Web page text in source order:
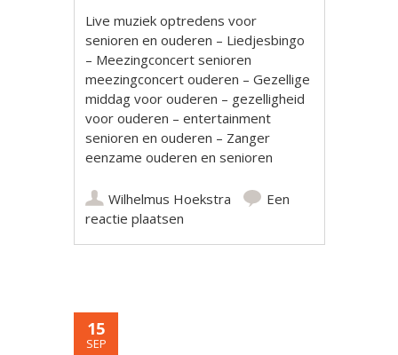
Live muziek optredens voor
senioren en ouderen – Liedjesbingo
– Meezingconcert senioren
meezingconcert ouderen – Gezellige
middag voor ouderen – gezelligheid
voor ouderen – entertainment
senioren en ouderen – Zanger
eenzame ouderen en senioren
Wilhelmus Hoekstra
Een
reactie plaatsen
15
SEP